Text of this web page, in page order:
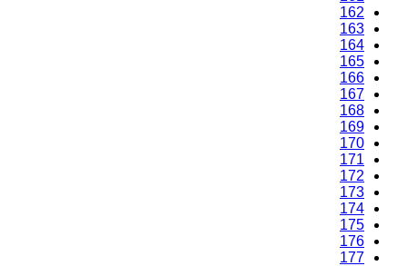
162
163
164
165
166
167
168
169
170
171
172
173
174
175
176
177